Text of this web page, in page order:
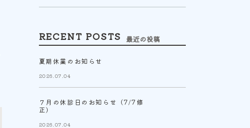
RECENT POSTS 最近の投稿
夏期休業のお知らせ
2026.07.04
７月の休診日のお知らせ（7/7修
正）
2026.07.04